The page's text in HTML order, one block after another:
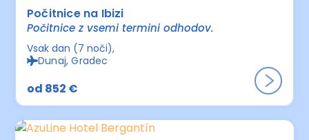
Počitnice na Ibizi
Počitnice z vsemi termini odhodov.
Vsak dan (7 noči)
Dunaj, Gradec
od 852 €